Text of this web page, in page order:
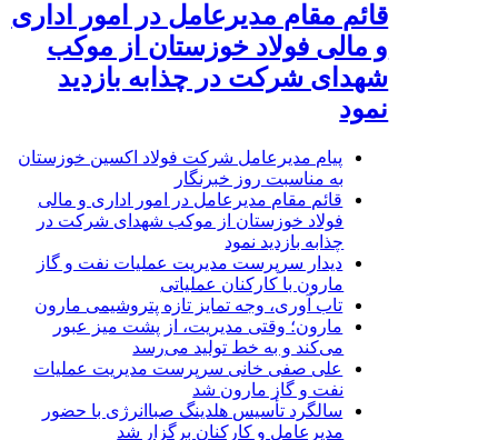
قائم مقام مدیرعامل در امور اداری
و مالی فولاد خوزستان از موکب
شهدای شرکت در چذابه بازدید
نمود
پیام مدیرعامل شرکت فولاد اکسین خوزستان
به مناسبت روز خبرنگار
قائم مقام مدیرعامل در امور اداری و مالی
فولاد خوزستان از موکب شهدای شرکت در
چذابه بازدید نمود
دیدار سرپرست مدیریت عملیات نفت و گاز
مارون با کارکنان عملیاتی
تاب آوری، وجه تمایز تازه پتروشیمی مارون
مارون؛ وقتی مدیریت، از پشت میز عبور
می‌کند و به خط تولید می‌رسد
علی صفی خانی سرپرست مدیریت عملیات
نفت و گاز مارون شد
سالگرد تأسیس هلدینگ صباانرژی با حضور
مدیرعامل و کارکنان برگزار شد